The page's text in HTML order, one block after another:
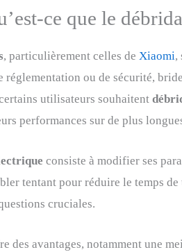
ce que le
, particulièrement celles de Xiaomi,
réglementation ou de sécurité,
utilisateurs souhaitent
performances sur de plus
consiste à modifier ses
tentant pour réduire le temps
cruciales.
des avantages, notamment une